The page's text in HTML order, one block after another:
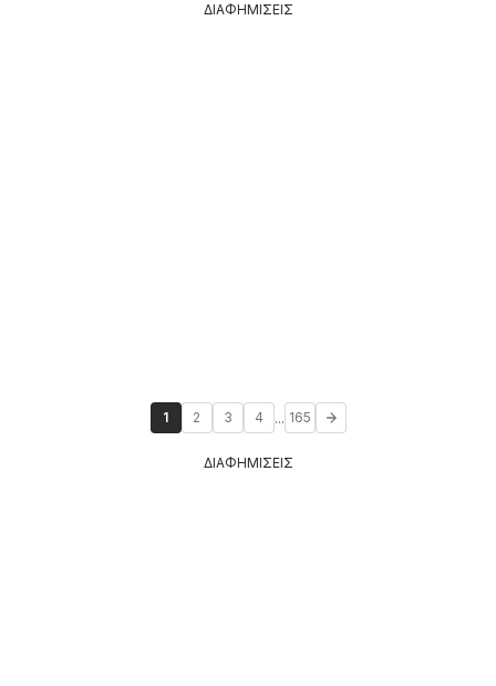
ΔΙΑΦΗΜΙΣΕΙΣ
1 2 3 4 ... 165
ΔΙΑΦΗΜΙΣΕΙΣ